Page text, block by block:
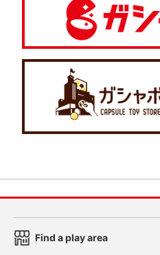
Find a play area